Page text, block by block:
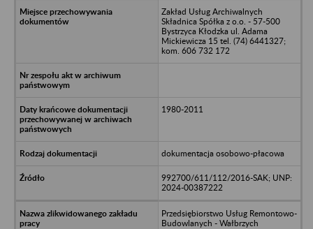
Zakład Usług Archiwalnych
Składnica Spółka z o.o. - 57-500
Bystrzyca Kłodzka ul. Adama
Mickiewicza 15 tel. (74) 6441327;
kom. 606 732 172
1980-2011
dokumentacja osobowo-płacowa
992700/611/112/2016-SAK; UNP:
2024-00387222
Przedsiębiorstwo Usług Remontowo-
Budowlanych - Wałbrzych